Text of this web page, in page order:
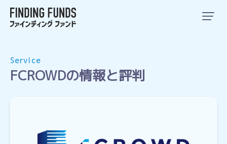
Service
FCROWDの情報と評判